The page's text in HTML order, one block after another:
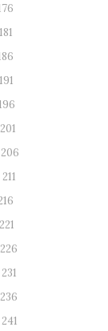
181
191
201
206
211
221
226
231
236
241